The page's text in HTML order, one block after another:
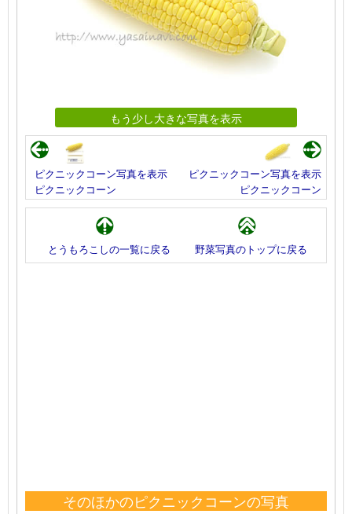
もう少し大きな写真を表示
ピクニックコーン写真を表示
ピクニックコーン
ピクニックコーン写真を表示
ピクニックコーン
とうもろこしの一覧に戻る 野菜写真のトップに戻る
そのほかのピクニックコーンの写真